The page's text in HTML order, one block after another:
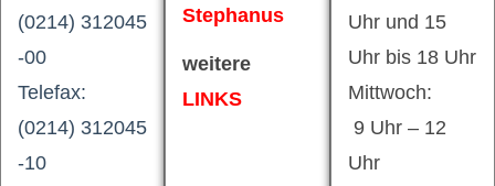
(0214) 312045
-00
Telefax:
(0214) 312045
-10
Stephanus
weitere
LINKS
Uhr und 15
Uhr bis 18 Uhr
Mittwoch:
9 Uhr – 12
Uhr